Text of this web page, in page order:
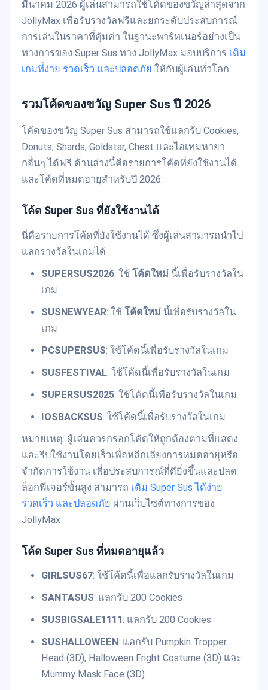
มีนาคม 2026 ผู้เล่นสามารถใช้โค้ดของขวัญล่าสุดจาก
JollyMax เพื่อรับรางวัลฟรีและยกระดับประสบการณ์
การเล่นในราคาที่คุ้มค่า ในฐานะพาร์ทเนอร์อย่างเป็น
ทางการของ Super Sus ทาง JollyMax มอบบริการ เติม
เกมที่ง่าย รวดเร็ว และปลอดภัย ให้กับผู้เล่นทั่วโลก
รวมโค้ดของขวัญ Super Sus ปี 2026
โค้ดของขวัญ Super Sus สามารถใช้แลกรับ Cookies,
Donuts, Shards, Goldstar, Chest และไอเทมหายา
กอื่นๆ ได้ฟรี ด้านล่างนี้คือรายการโค้ดที่ยังใช้งานได้
และโค้ดที่หมดอายุสำหรับปี 2026:
โค้ด Super Sus ที่ยังใช้งานได้
นี่คือรายการโค้ดที่ยังใช้งานได้ ซึ่งผู้เล่นสามารถนำไป
แลกรางวัลในเกมได้
SUPERSUS2026: ใช้ โค้ดใหม่นี้เพื่อรับรางวัลใน
เกม
SUSNEWYEAR: ใช้ โค้ดใหม่นี้เพื่อรับรางวัลใน
เกม
PCSUPERSUS: ใช้โค้ดนี้เพื่อรับรางวัลในเกม
SUSFESTIVAL: ใช้โค้ดนี้เพื่อรับรางวัลในเกม
SUPERSUS2025: ใช้โค้ดนี้เพื่อรับรางวัลในเกม
IOSBACKSUS: ใช้โค้ดนี้เพื่อรับรางวัลในเกม
หมายเหตุ: ผู้เล่นควรกรอกโค้ดให้ถูกต้องตามที่แสดง
และรีบใช้งานโดยเร็วเพื่อหลีกเลี่ยงการหมดอายุหรือ
จำกัดการใช้งาน เพื่อประสบการณ์ที่ดียิ่งขึ้นและปลด
ล็อกฟีเจอร์ขั้นสูง สามารถ เติม Super Sus ได้ง่าย
รวดเร็ว และปลอดภัย ผ่านเว็บไซต์ทางการของ
JollyMax
โค้ด Super Sus ที่หมดอายุแล้ว
GIRLSUS67: ใช้โค้ดนี้เพื่อแลกรับรางวัลในเกม
SANTASUS: แลกรับ 200 Cookies
SUSBIGSALE1111: แลกรับ 200 Cookies
SUSHALLOWEEN: แลกรับ Pumpkin Tropper
Head (3D), Halloween Fright Costume (3D) และ
Mummy Mask Face (3D)